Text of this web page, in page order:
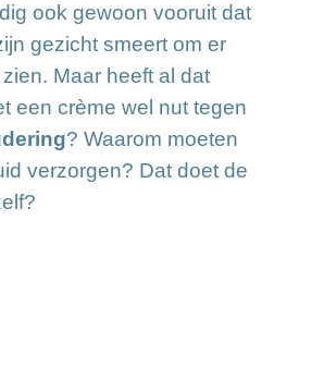
ook gewoon vooruit dat
gezicht smeert om er
zien. Maar heeft al dat
een crème wel nut tegen
? Waarom moeten
verzorgen? Dat doet de